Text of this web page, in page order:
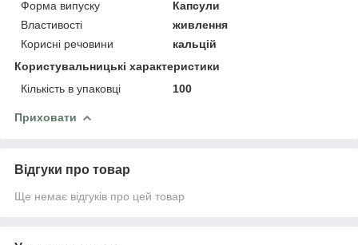
Форма випуску
Капсули
Властивості
живлення
Корисні речовини
кальцій
Користувальницькі характеристики
Кількість в упаковці
100
Приховати
Відгуки про товар
Ще немає відгуків про цей товар